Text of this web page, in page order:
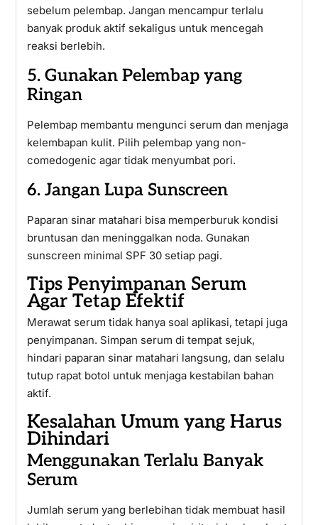
sebelum pelembap. Jangan mencampur terlalu
banyak produk aktif sekaligus untuk mencegah
reaksi berlebih.
5. Gunakan Pelembap yang
Ringan
Pelembap membantu mengunci serum dan menjaga
kelembapan kulit. Pilih pelembap yang non-
comedogenic agar tidak menyumbat pori.
6. Jangan Lupa Sunscreen
Paparan sinar matahari bisa memperburuk kondisi
bruntusan dan meninggalkan noda. Gunakan
sunscreen minimal SPF 30 setiap pagi.
Tips Penyimpanan Serum
Agar Tetap Efektif
Merawat serum tidak hanya soal aplikasi, tetapi juga
penyimpanan. Simpan serum di tempat sejuk,
hindari paparan sinar matahari langsung, dan selalu
tutup rapat botol untuk menjaga kestabilan bahan
aktif.
Kesalahan Umum yang Harus
Dihindari
Menggunakan Terlalu Banyak
Serum
Jumlah serum yang berlebihan tidak membuat hasil